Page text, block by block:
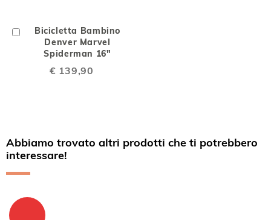
Bicicletta Bambino
Denver Marvel
Spiderman 16"
€ 139,90
Aggiungi
Carrello
Abbiamo trovato altri prodotti che ti potrebbero
interessare!